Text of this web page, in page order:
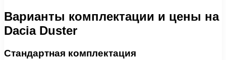
Варианты комплектации и цены на
Dacia Duster
Стандартная комплектация